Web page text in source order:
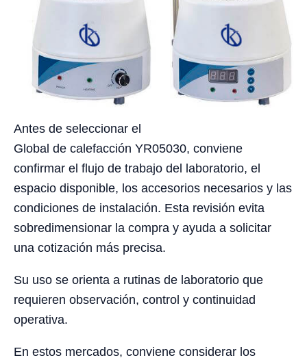
Antes de seleccionar el
Global de calefacción YR05030, conviene
confirmar el flujo de trabajo del laboratorio, el
espacio disponible, los accesorios necesarios y las
condiciones de instalación. Esta revisión evita
sobredimensionar la compra y ayuda a solicitar
una cotización más precisa.
Su uso se orienta a rutinas de laboratorio que
requieren observación, control y continuidad
operativa.
En estos mercados, conviene considerar los